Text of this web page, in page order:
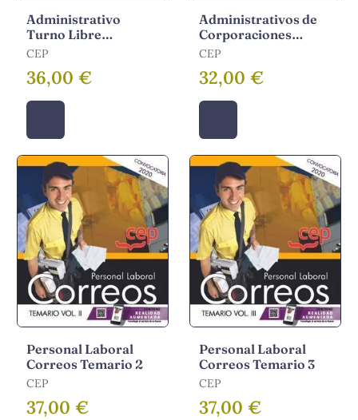
Administrativo
Turno Libre
Andalucia Temario
CEP
36,00 €
Administrativos de
Corporaciones
Locales Temario 3
CEP
32,00 €
Personal Laboral
Correos Temario 2
CEP
37,00 €
Personal Laboral
Correos Temario 3
CEP
37,00 €